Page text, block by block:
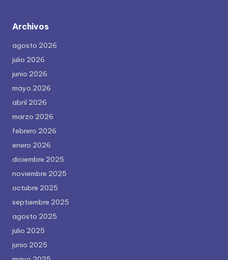
Archivos
agosto 2026
julio 2026
junio 2026
mayo 2026
abril 2026
marzo 2026
febrero 2026
enero 2026
diciembre 2025
noviembre 2025
octubre 2025
septiembre 2025
agosto 2025
julio 2025
junio 2025